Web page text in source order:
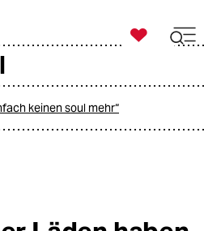
ich

taz zahl ich
keinen soul mehr“